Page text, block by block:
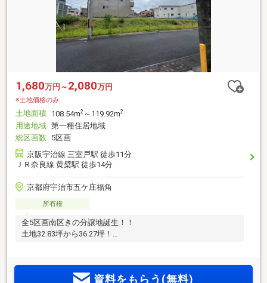
1,680万円～ 2,080万円
※土地価格のみ
土地面積 108.54m2 ～119.92m2
用途地域 第一種住居地域
総区画数 5区画
京阪宇治線 三室戸駅 徒歩11分
ＪＲ奈良線 黄檗駅 徒歩14分
京都府宇治市五ケ庄福角
所有権
全5区画南区きの分譲地誕生！！
土地32.83坪から36.27坪！
資料をもらう(無料)